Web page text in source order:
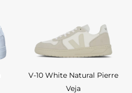
V-10 White Natural Pierre
Veja